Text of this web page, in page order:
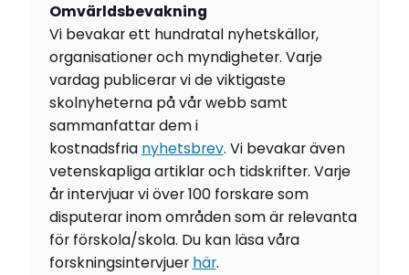
Omvärldsbevakning
Vi bevakar ett hundratal nyhetskällor,
organisationer och myndigheter. Varje
vardag publicerar vi de viktigaste
skolnyheterna på vår webb samt
sammanfattar dem i
kostnadsfria nyhetsbrev. Vi bevakar även
vetenskapliga artiklar och tidskrifter. Varje
år intervjuar vi över 100 forskare som
disputerar inom områden som är relevanta
för förskola/skola. Du kan läsa våra
forskningsintervjuer här.